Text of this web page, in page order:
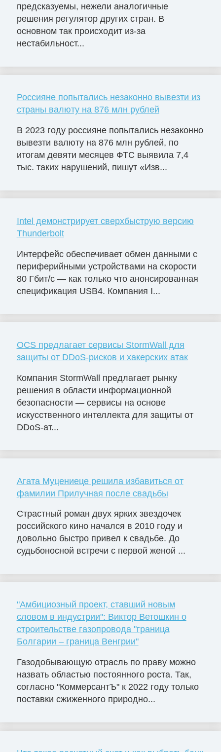
предсказуемы, нежели аналогичные
решения регулятор других стран. В
основном так происходит из-за
нестабильност...
Россияне попытались незаконно вывезти из
страны валюту на 876 млн рублей
В 2023 году россияне попытались незаконно
вывезти валюту на 876 млн рублей, по
итогам девяти месяцев ФТС выявила 7,4
тыс. таких нарушений, пишут «Изв...
Intel демонстрирует сверхбыструю версию
Thunderbolt
Интерфейс обеспечивает обмен данными с
периферийными устройствами на скорости
80 Гбит/с — как только что анонсированная
спецификация USB4. Компания I...
OCS предлагает сервисы StormWall для
защиты от DDoS-рисков и хакерских атак
Компания StormWall предлагает рынку
решения в области информационной
безопасности — сервисы на основе
искусственного интеллекта для защиты от
DDoS-ат...
Агата Муцениеце решила избавиться от
фамилии Прилучная после свадьбы
Страстный роман двух ярких звездочек
российского кино начался в 2010 году и
довольно быстро привел к свадьбе. До
судьбоносной встречи с первой женой ...
"Амбициозный проект, ставший новым
словом в индустрии": Виктор Ветошкин о
строительстве газопровода "граница
Болгарии – граница Венгрии"
Газодобывающую отрасль по праву можно
назвать областью постоянного роста. Так,
согласно "КоммерсантЪ" к 2022 году только
поставки сжиженного природно...